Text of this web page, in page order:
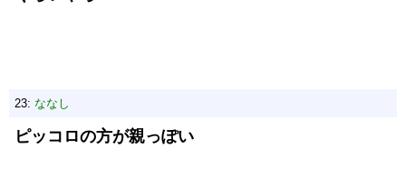
23: ななし
ピッコロの方が親っぽい